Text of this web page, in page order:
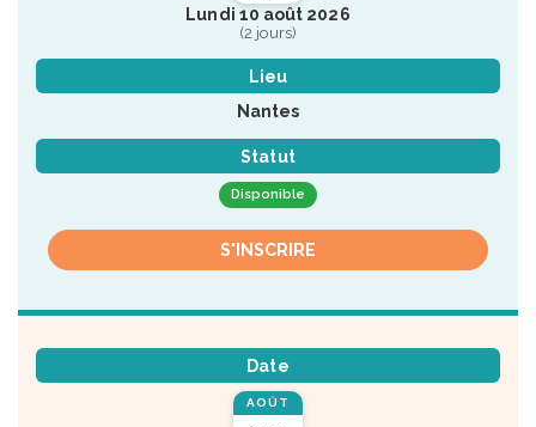
Lundi 10 août 2026
(2 jours)
Lieu
Nantes
Statut
Disponible
S'INSCRIRE
Date
AOÛT